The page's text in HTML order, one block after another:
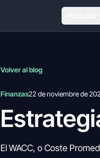
Volver al blog
Finanzas22 de noviembre de
El WACC, o Coste